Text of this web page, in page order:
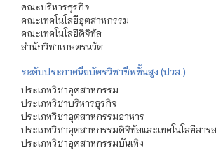
คณะบริหารธุรกิจ
คณะเทคโนโลยีอุตสาหกรรม
คณะเทคโนโลยีดิจิทัล
สำนักวิชาเกษตรนวัต
ระดับประกาศนียบัตรวิชาชีพชั้นสูง (ปวส.)
ประเภทวิชาอุตสาหกรรม
ประเภทวิชาบริหารธุรกิจ
ประเภทวิชาอุตสาหกรรมอาหาร
ประเภทวิชาอุตสาหกรรมดิจิทัลและเทคโนโลยีสาร
ประเภทวิชาอุตสาหกรรมบันเทิง